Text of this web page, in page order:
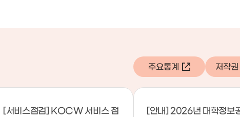
[서비스점검] KOCW 서비스 점
[안내] 2026년 대학정보
주요통계 저작